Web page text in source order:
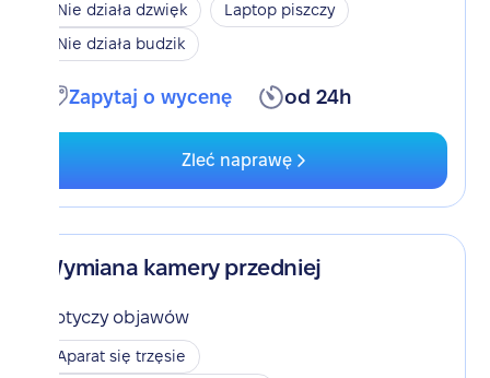
Nie działa dzwięk
Laptop piszczy
Nie działa budzik
Zapytaj o wycenę od 24h
Zleć naprawę
Wymiana kamery przedniej
Dotyczy objawów
Aparat się trzęsie